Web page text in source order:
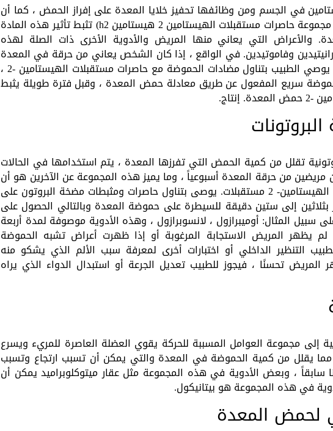
في الجسم ومن وظائفها تحفيز خلايا المعدة على إفراز الحمض ، كما أن
الأدوية التي تنتمي إلى مجموعة حاصرات مستقبلات الهيستامين 2 هيستامين h2) تثبط تأثير هذه المادة
والأعراض التي يعاني منها المريض والأدوية الأخرى ذات الصلة لهذه
وفاموتيدين. في الواقع ، إذا كان الشخص يعاني من حرقة في المعدة
بعد تناول الطعام ، فقد يوصي الطبيب بتناول مضادات الحموضة مع حاصرات مستقبلات الهيستامين -2 ،
سريع المفعول عن طريق معادلة حمض المعدة ، وقبل فترة طويلة يثبط
إنتاج.
تقلل من كمية الحمض التي تفرزها المعدة ، يتم استخدامها في الحالات
مريضين من حرقة المعدة أسبوعياً ، وما يميز هذه المجموعة عن الآخرين هو أن
تأثيرها أطول وأقوى من الهيستامين- 2 مستقبلات. يوصى بتناول حاصرات ومثبطات مضخة البروتون على
بثلاثين إلى ستين دقيقة للسيطرة على حموضة المعدة وبالتالي الحصول على
سبيل المثال: أوميبرازول ، لانسوبرازول ، وهذه الأدوية موصوفة لمدة أربعة
لم يظهر المريض الاستجابة المرغوبة أو إذا ظهرت أعراض تشبه الحموضة
التنظير الداخلي أو اختبارات أخرى لمعرفة سبب الألم الذي يشكو منه
المريض تحسنًا ، فيجوز للطبيب تعديل الجرعة أو استبدال الدواء الذي يراه
إلى مجموعة العوامل المسببة للحركة يقوي العضلة العاصرة للمريء ويسرع
مما يقلل من كمية الحموضة في المعدة والتي يمكن أن تسبب ارتجاع وتسبب
سابقاً ، وبعض الأدوية في هذه المجموعة مثل عقار ميتوكلوبراميد يمكن أن
في هذه المجموعة هو بيتانيكول.
لحمض المعدة